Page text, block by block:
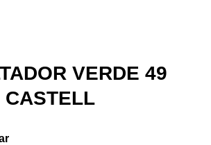
VERDE 49
CASTELL